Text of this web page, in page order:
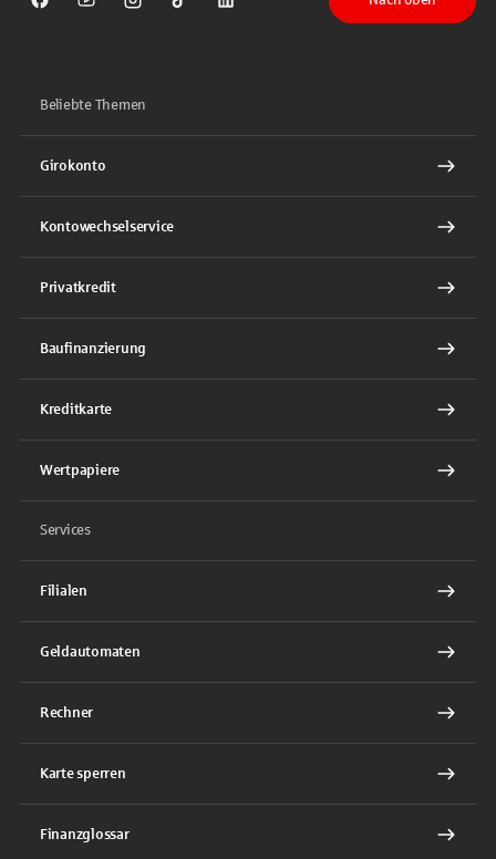
Sparkasse auf Facebook
Sparkasse auf Youtube
Sparkasse auf Instagram
Sparkasse auf TikTok
Sparkasse auf LinkedIn
Beliebte Themen
Girokonto
Kontowechselservice
Privatkredit
Baufinanzierung
Kreditkarte
Wertpapiere
Services
Filialen
Geldautomaten
Rechner
Karte sperren
Finanzglossar